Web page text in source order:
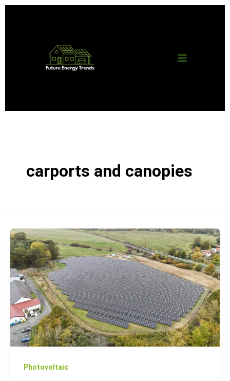
Skip
carports and canopies
Photovoltaic
How
to
Choose
the
Right
PV
Mounting
System
Your